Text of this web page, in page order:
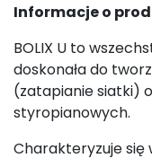
Informacje o
BOLIX U to
doskonała do
(zatapianie siatki)
styropianowych.
Charakteryzuje